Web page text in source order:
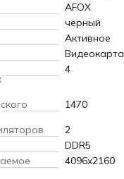
AFOX
черный
Активное
Видеокарта
4
1470
2
DDR5
4096x2160